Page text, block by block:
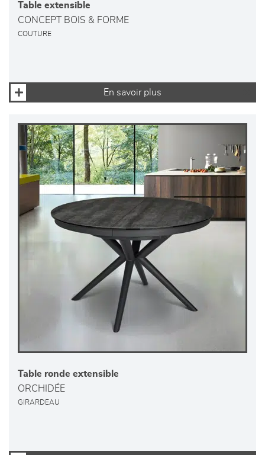
Table extensible
CONCEPT BOIS & FORME
COUTURE
En savoir plus
Table ronde extensible
ORCHIDÉE
GIRARDEAU